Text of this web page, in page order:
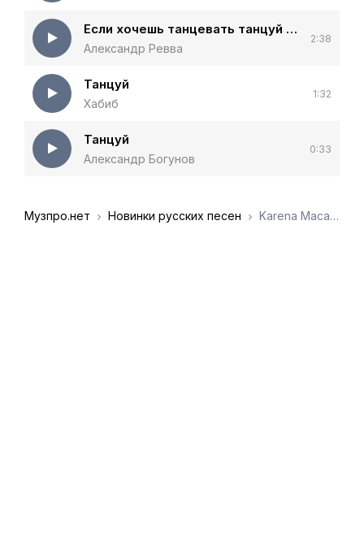
Если хочешь танцевать танцуй танцуй
Александр Ревва
2:38
Танцуй
Хабиб
1:32
Танцуй
Александр Богунов
0:33
Музпро.нет Новинки русских песен Karena Macarena - Дигидинь